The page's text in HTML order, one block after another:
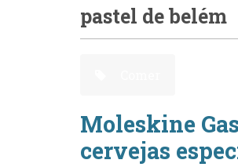
pastel de belém
Moleskine
cervejas